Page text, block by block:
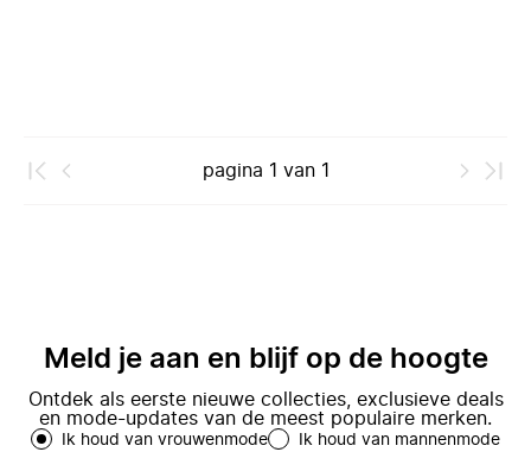
pagina 1 van 1
Meld je aan en blijf op de hoogte
Ontdek als eerste nieuwe collecties, exclusieve deals
en mode-updates van de meest populaire merken.
Ik houd van vrouwenmode Ik houd van mannenmode